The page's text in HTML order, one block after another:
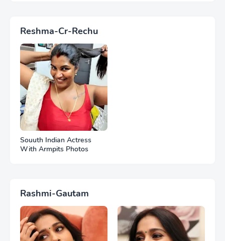
Reshma-Cr-Rechu
Souuth Indian Actress
With Armpits Photos
Rashmi-Gautam